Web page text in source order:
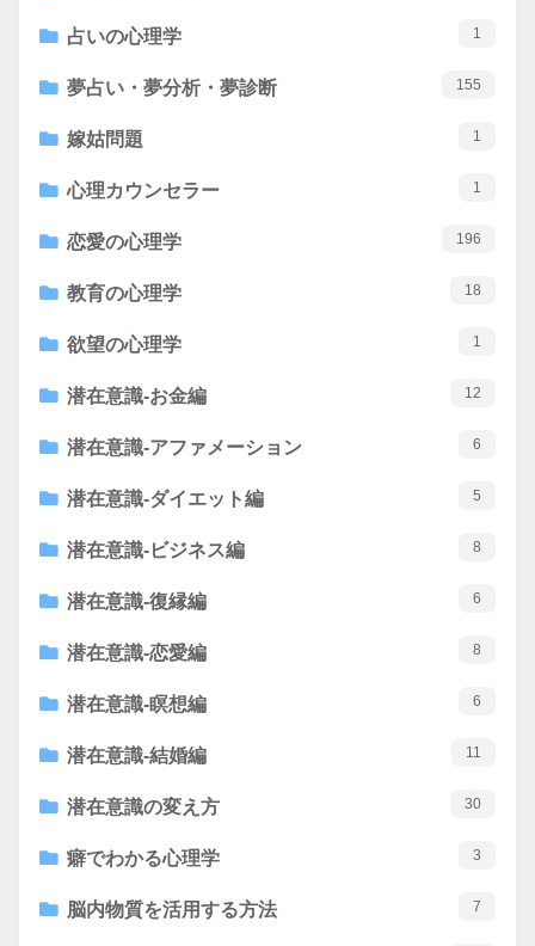
占いの心理学 1
夢占い・夢分析・夢診断 155
嫁姑問題 1
心理カウンセラー 1
恋愛の心理学 196
教育の心理学 18
欲望の心理学 1
潜在意識-お金編 12
潜在意識-アファメーション 6
潜在意識-ダイエット編 5
潜在意識-ビジネス編 8
潜在意識-復縁編 6
潜在意識-恋愛編 8
潜在意識-瞑想編 6
潜在意識-結婚編 11
潜在意識の変え方 30
癖でわかる心理学 3
脳内物質を活用する方法 7